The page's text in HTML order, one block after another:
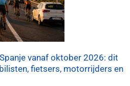
vanaf oktober 2026: dit
fietsers, motorrijders en